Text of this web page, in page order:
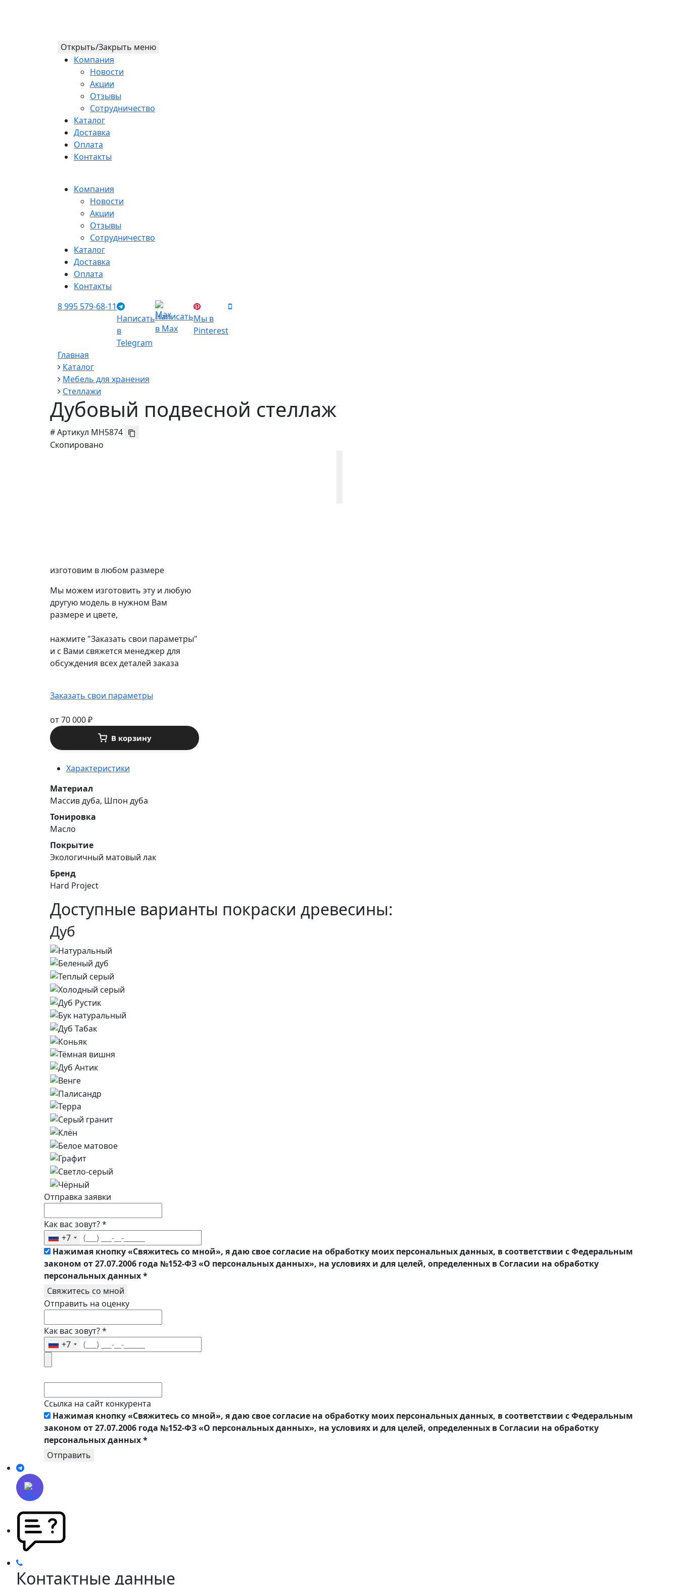
Открыть/Закрыть меню
Компания
Новости
Акции
Отзывы
Сотрудничество
Каталог
Доставка
Оплата
Контакты
Компания
Новости
Акции
Отзывы
Сотрудничество
Каталог
Доставка
Оплата
Контакты
8 995 579-68-11
Написать
в
Telegram
Написать
в Max
Мы в
Pinterest
Главная
Каталог
Мебель для хранения
Стеллажи
Дубовый подвесной стеллаж
#Артикул MH5874
Скопировано
изготовим в любом размере
Мы можем изготовить эту и любую
другую модель в нужном Вам
размере и цвете,
нажмите "Заказать свои параметры"
и с Вами свяжется менеджер для
обсуждения всех деталей заказа
Заказать свои параметры
от70 000₽
В корзину
Характеристики
Материал
Массив дуба, Шпон дуба
Тонировка
Масло
Покрытие
Экологичный матовый лак
Бренд
Hard Project
Доступные варианты покраски древесины:
Дуб
Отправка заявки
Как вас зовут?*
+7
Нажимая кнопку «Свяжитесь со мной», я даю свое согласие на обработку моих персональных данных, в соответствии с Федеральным
законом от 27.07.2006 года №152-ФЗ «О персональных данных», на условиях и для целей, определенных в Согласии на обработку
персональных данных*
Свяжитесь со мной
Отправить на оценку
Как вас зовут?*
+7
Ссылка на сайт конкурента
Нажимая кнопку «Свяжитесь со мной», я даю свое согласие на обработку моих персональных данных, в соответствии с Федеральным
законом от 27.07.2006 года №152-ФЗ «О персональных данных», на условиях и для целей, определенных в Согласии на обработку
персональных данных*
Отправить
Контактные данные